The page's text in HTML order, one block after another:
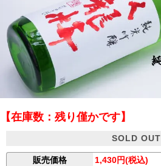
【在庫数：残り僅かです】
SOLD OUT
販売価格 1,430円(税込)